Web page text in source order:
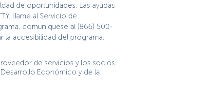
de oportunidades. Las ayudas
llame al Servicio de
comuníquese al (866) 500-
la accesibilidad del programa.
de servicios y los socios
Económico y de la